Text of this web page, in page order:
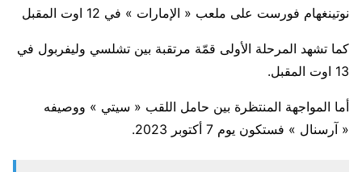
نوتينغهام فورست على ملعب « الإمارات » في 12 اوت المقبل
كما تشهد المرحلة الأولى قمّة مرتقبة بين تشلسي وليفربول في
13 اوت المقبل.
أما المواجهة المنتظرة بين حامل اللقب « سيتي » ووصيفه
« آرسنال » فستكون يوم 7 أكتوبر 2023.